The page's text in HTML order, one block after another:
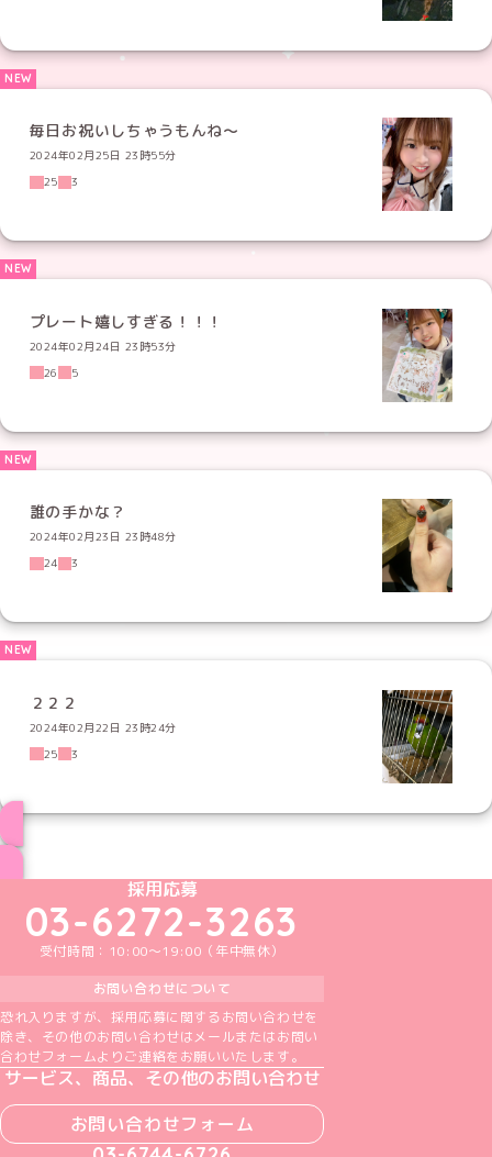
毎日お祝いしちゃうもんね〜
2024年02月25日 23時55分
25
3
プレート嬉しすぎる！！！
2024年02月24日 23時53分
26
5
誰の手かな？
2024年02月23日 23時48分
24
3
２２２
2024年02月22日 23時24分
25
3
めいどりーみんTikTok公式アカウント
めいどりーみんX公式アカウント
めいどりーみんInstagram公式アカウント
めいどりーみんFacebook公式アカウン
めいどりーみんYouTube公式アカ
採用応募
03-6272-3263
受付時間：10:00～19:00（年中無休）
お問い合わせについて
恐れ入りますが、採用応募に関するお問い合わせを
除き、その他のお問い合わせはメールまたはお問い
合わせフォームよりご連絡をお願いいたします。
サービス、商品、その他のお問い合わせ
お問い合わせフォーム